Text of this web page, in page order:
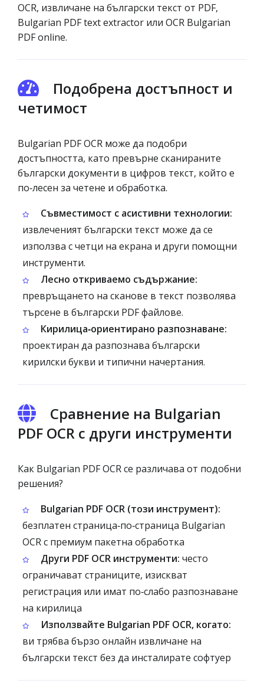
OCR, извличане на български текст от PDF,
Bulgarian PDF text extractor или OCR Bulgarian
PDF online.
Подобрена достъпност и
четимост
Bulgarian PDF OCR може да подобри
достъпността, като превърне сканираните
български документи в цифров текст, който е
по‑лесен за четене и обработка.
Съвместимост с асистивни технологии:
извлеченият български текст може да се
използва с четци на екрана и други помощни
инструменти.
Лесно откриваемо съдържание:
превръщането на сканове в текст позволява
търсене в български PDF файлове.
Кирилица‑ориентирано разпознаване:
проектиран да разпознава български
кирилски букви и типични начертания.
Сравнение на Bulgarian
PDF OCR с други инструменти
Как Bulgarian PDF OCR се различава от подобни
решения?
Bulgarian PDF OCR (този инструмент):
безплатен страница‑по‑страница Bulgarian
OCR с премиум пакетна обработка
Други PDF OCR инструменти: често
ограничават страниците, изискват
регистрация или имат по‑слабо разпознаване
на кирилица
Използвайте Bulgarian PDF OCR, когато:
ви трябва бързо онлайн извличане на
български текст без да инсталирате софтуер